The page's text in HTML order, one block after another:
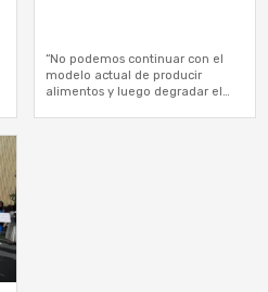
“No podemos continuar con el
modelo actual de producir
alimentos y luego degradar el